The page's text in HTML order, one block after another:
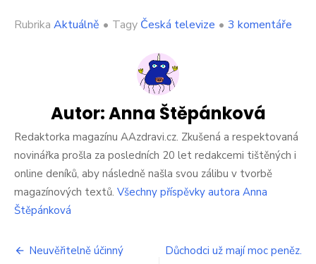
Rubrika Aktuálně • Tagy Česká televize • 3 komentáře
Autor:Anna Štěpánková
Redaktorka magazínu AAzdravi.cz. Zkušená a respektovaná
novinářka prošla za posledních 20 let redakcemi tištěných i
online deníků, aby následně našla svou zálibu v tvorbě
magazínových textů. Všechny příspěvky autora Anna
Štěpánková
Navigace
Neuvěřitelně účinný
Důchodci už mají moc peněz.